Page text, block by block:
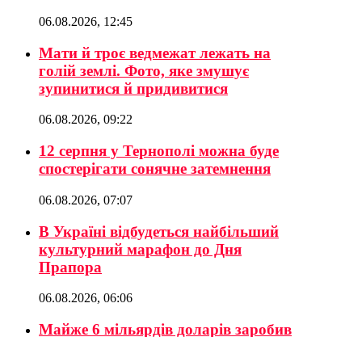
06.08.2026, 12:45
Мати й троє ведмежат лежать на
голій землі. Фото, яке змушує
зупинитися й придивитися
06.08.2026, 09:22
12 серпня у Тернополі можна буде
спостерігати сонячне затемнення
06.08.2026, 07:07
В Україні відбудеться найбільший
культурний марафон до Дня
Прапора
06.08.2026, 06:06
Майже 6 мільярдів доларів заробив